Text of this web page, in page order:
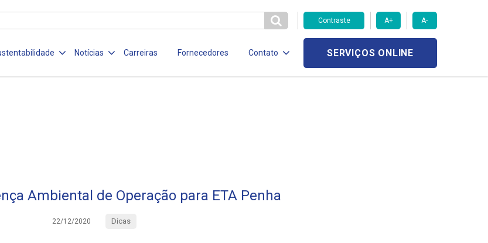
Contraste A+ A-
Notícias Carreiras Fornecedores Contato SERVIÇOS ONLINE
Ambiental de Operação para ETA Penha
22/12/2020 Dicas